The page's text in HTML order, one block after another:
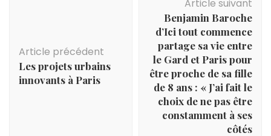
Article précédent
Les projets urbains
innovants à Paris
Article suivant
Benjamin Baroche
d’Ici tout commence
partage sa vie entre
le Gard et Paris pour
être proche de sa fille
de 8 ans : « J’ai fait le
choix de ne pas être
constamment à ses
côtés